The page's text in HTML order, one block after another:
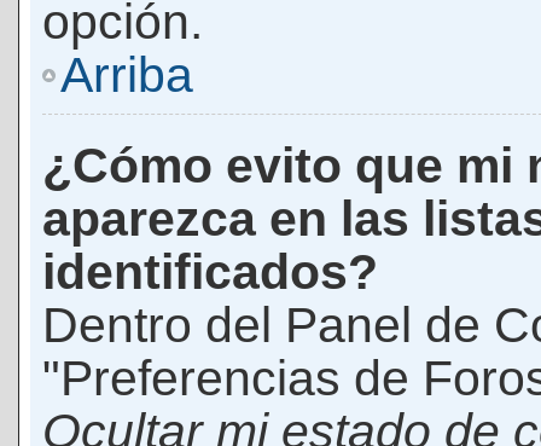
opción.
Arriba
¿Cómo evito que mi
aparezca en las
identificados?
Dentro del Panel de
"Preferencias de
Ocultar mi estado de